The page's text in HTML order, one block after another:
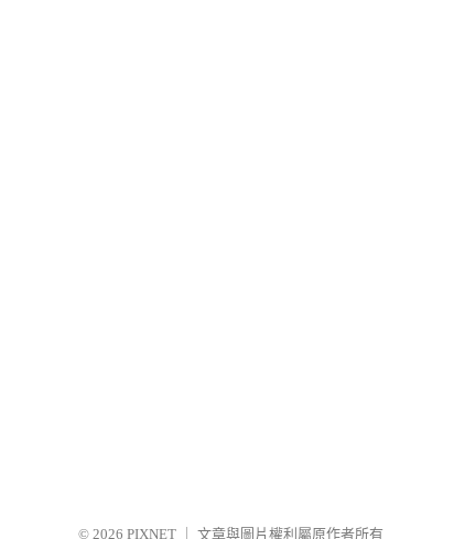
© 2026 PIXNET 文章與圖片權利屬原作者所有